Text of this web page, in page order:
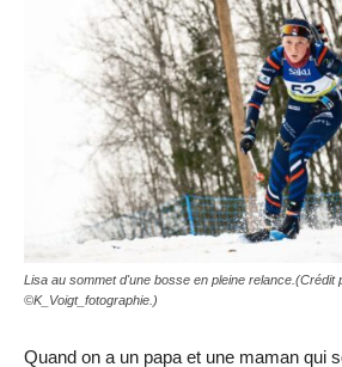
Lisa au sommet d'une bosse en pleine relance.(Crédit
©K_Voigt_fotographie.)
Quand on a un papa et une maman qui